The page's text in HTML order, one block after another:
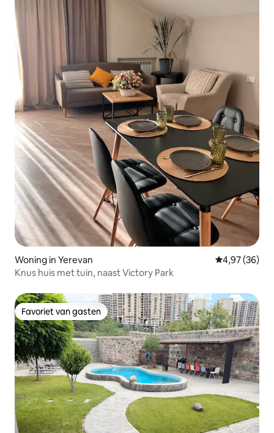
Woning in Yerevan Gemiddelde
4,97 (36)
Knus huis met tuin, naast Victory Park
Favoriet van gasten
Favoriet van gasten